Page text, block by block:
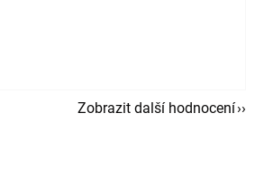
5 z 5 hvězdiček.
Zobrazit další hodnocení